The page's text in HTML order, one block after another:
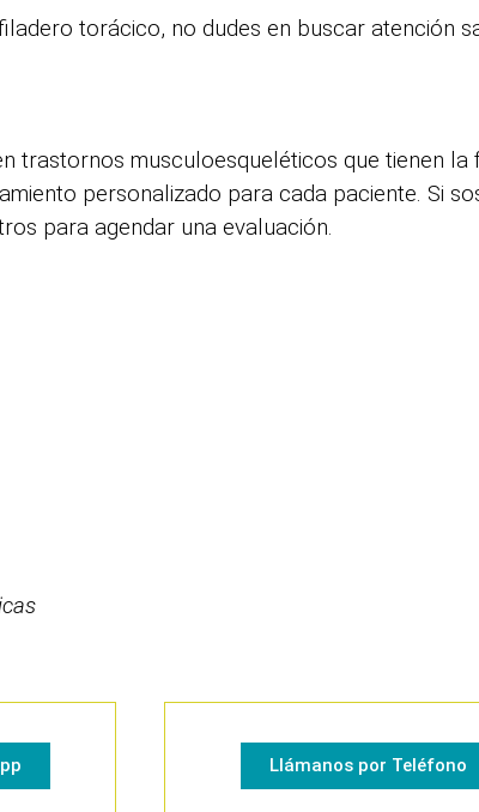
torácico, no dudes en buscar atención
trastornos musculoesqueléticos que tienen la
personalizado para cada paciente. Si
para agendar una evaluación.
Llámanos por Teléfono